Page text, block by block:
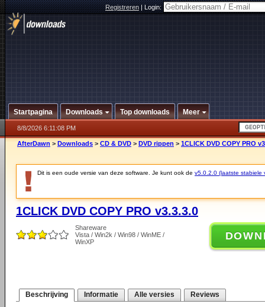
Registreren|Login:
Startpagina Downloads Top downloads Meer
8/8/2026 6:11:08 PM
AfterDawn > Downloads > CD & DVD > DVD rippen > 1CLICK DVD COPY PRO
Dit is een oude versie van deze software. Je kunt ook de v5.0.2.0 (laatste stabiele
1CLICK DVD COPY PRO v3.3.3.0
Shareware
Vista / Win2k / Win98 / WinME /
WinXP
Beschrijving Informatie Alle versies Reviews